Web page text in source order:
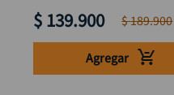
$ 139.900 $189.900
Agregar